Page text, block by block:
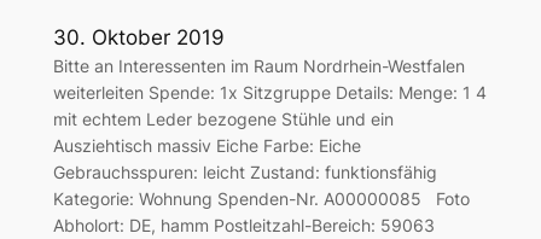
30. Oktober 2019
Bitte an Interessenten im Raum Nordrhein-Westfalen
weiterleiten Spende: 1x Sitzgruppe Details: Menge: 1 4
mit echtem Leder bezogene Stühle und ein
Ausziehtisch massiv Eiche Farbe: Eiche
Gebrauchsspuren: leicht Zustand: funktionsfähig
Kategorie: Wohnung Spenden-Nr. A00000085 Foto
Abholort: DE, hamm Postleitzahl-Bereich: 59063